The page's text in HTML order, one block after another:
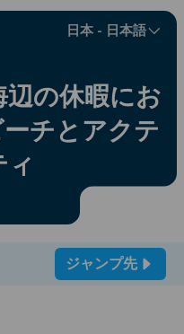
日本 - 日本語
の休暇にお
チとアクテ
ィ
ジャンプ先